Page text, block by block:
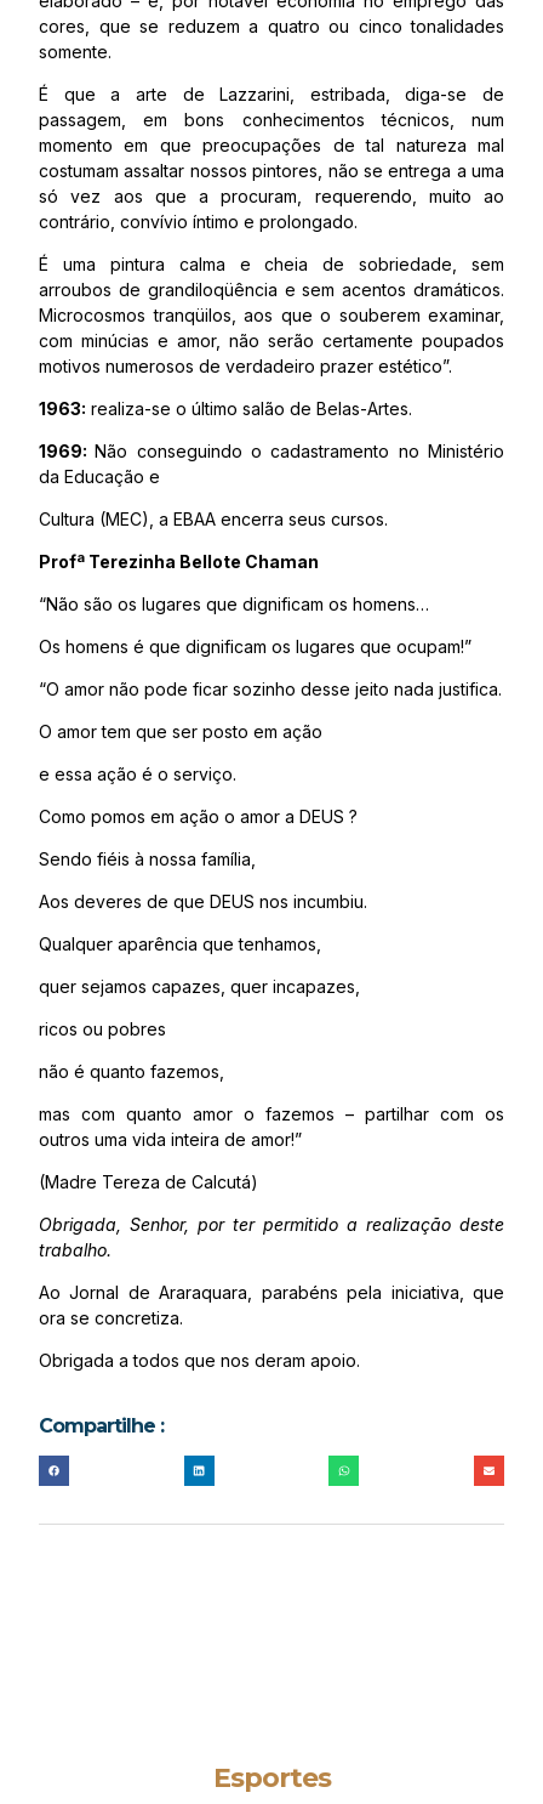
cores, que se reduzem a quatro ou cinco tonalidades
somente.
É que a arte de Lazzarini, estribada, diga-se de
passagem, em bons conhecimentos técnicos, num
momento em que preocupações de tal natureza mal
costumam assaltar nossos pintores, não se entrega a uma
só vez aos que a procuram, requerendo, muito ao
contrário, convívio íntimo e prolongado.
É uma pintura calma e cheia de sobriedade, sem
arroubos de grandiloqüência e sem acentos dramáticos.
Microcosmos tranqüilos, aos que o souberem examinar,
com minúcias e amor, não serão certamente poupados
motivos numerosos de verdadeiro prazer estético”.
1963: realiza-se o último salão de Belas-Artes.
1969:Não conseguindo o cadastramento no Ministério
da Educação e
Cultura (MEC), a EBAA encerra seus cursos.
Profª Terezinha Bellote Chaman
“Não são os lugares que dignificam os homens…
Os homens é que dignificam os lugares que ocupam!”
“O amor não pode ficar sozinho desse jeito nada justifica.
O amor tem que ser posto em ação
e essa ação é o serviço.
Como pomos em ação o amor a DEUS ?
Sendo fiéis à nossa família,
Aos deveres de que DEUS nos incumbiu.
Qualquer aparência que tenhamos,
quer sejamos capazes, quer incapazes,
ricos ou pobres
não é quanto fazemos,
mas com quanto amor o fazemos – partilhar com os
outros uma vida inteira de amor!”
(Madre Tereza de Calcutá)
Obrigada, Senhor, por ter permitido a realização deste
trabalho.
Ao Jornal de Araraquara, parabéns pela iniciativa, que
ora se concretiza.
Obrigada a todos que nos deram apoio.
Compartilhe :
Esportes